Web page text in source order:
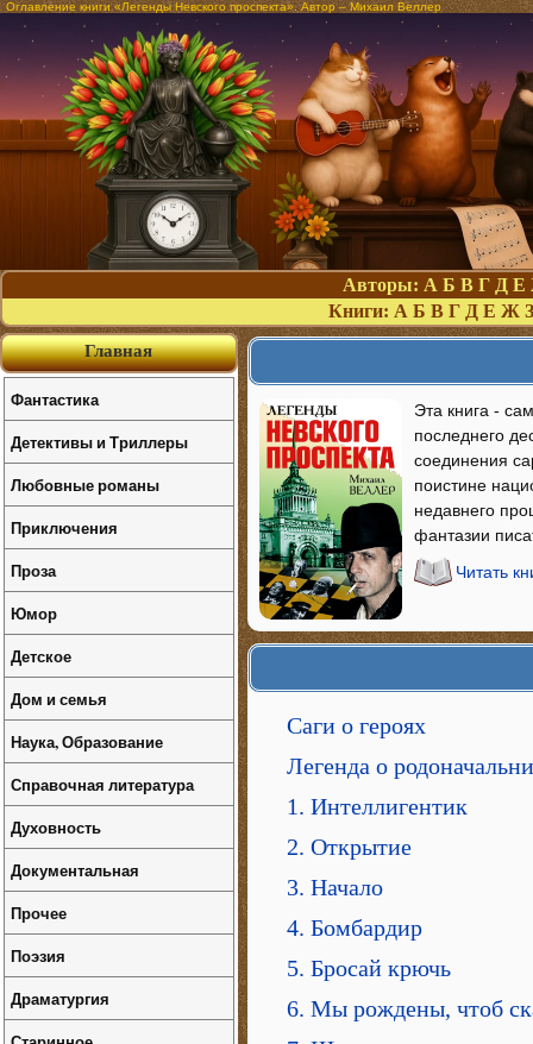
Оглавление книги «Легенды Невского проспекта». Автор – Михаил Веллер
Авторы: А Б В Г Д Е
Книги: А Б В Г Д Е Ж З
Эта книга -
последнего
соединения
поистине
недавнего
фантазии
Читать
Саги о героях
Легенда о
1. Интеллигентик
2. Открытие
3. Начало
4. Бомбардир
5. Бросай крючь
6. Мы рождены, чтоб
Главная
Фантастика
Детективы и Триллеры
Любовные романы
Приключения
Проза
Юмор
Детское
Дом и семья
Наука, Образование
Справочная литература
Духовность
Документальная
Прочее
Поэзия
Драматургия